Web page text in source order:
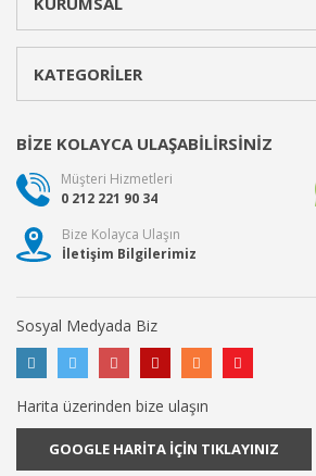
KATEGORİLER
BİZE KOLAYCA ULAŞABİLİRSİNİZ
Müşteri Hizmetleri
0 212 221 90 34
Bize Kolayca Ulaşın
İletişim Bilgilerimiz
Sosyal Medyada Biz
Harita üzerinden bize ulaşın
GOOGLE HARİTA İÇİN TIKLAYINIZ